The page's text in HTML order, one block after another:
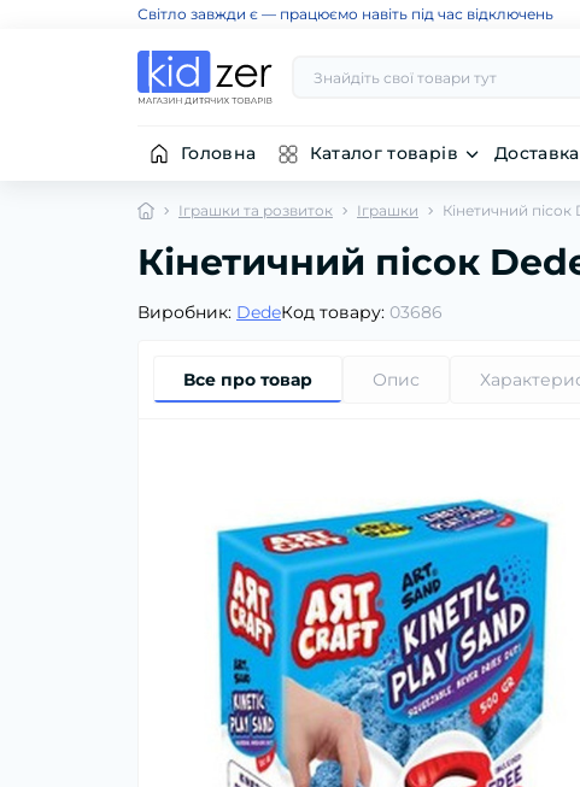
Світло завжди є — працюємо навіть під час відключень
Головна Каталог товарів
Іграшки та розвиток Іграшки Кінетичний пісок
Кінетичний пісок
Виробник: DedeКод товару: 03686
Все про товар Опис